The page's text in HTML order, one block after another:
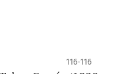
116-116